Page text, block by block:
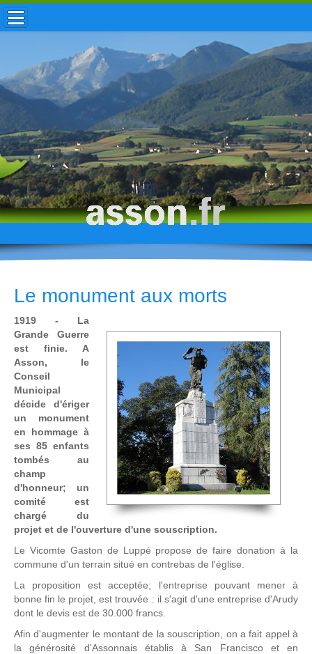
ACCUEIL / INFOS
MUNICIPALITÉ
VIE LOCALE
ENFANCE
TOURISME
HISTOIRE
Le monument aux morts
1919 - La
Grande Guerre
est finie. A
Asson, le
Conseil
Municipal
décide d'ériger
un monument
en hommage à
ses 85 enfants
tombés au
champ
d'honneur; un
comité est
chargé du
projet et de l'ouverture d'une souscription.
Le Vicomte Gaston de Luppé propose de faire donation à la
commune d'un terrain situé en contrebas de l'église.
La proposition est acceptée; l'entreprise pouvant mener à
bonne fin le projet, est trouvée : il s'agit d'une entreprise d'Arudy
dont le devis est de 30.000 francs.
Afin d'augmenter le montant de la souscription, on a fait appel à
la générosité d'Assonnais établis à San Francisco et en